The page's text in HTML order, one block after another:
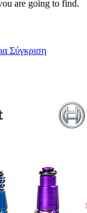
are going to find.
Σύγκριση